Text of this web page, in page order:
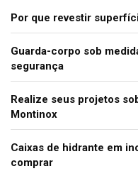
Por que revestir
Guarda-corpo sob
segurança
Realize seus projetos
Montinox
Caixas de hidrante em
comprar